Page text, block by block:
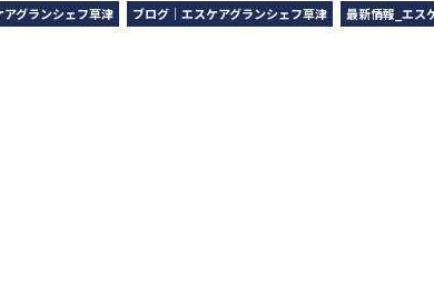
グランシェフ草津 ブログ｜エスケアグランシェフ草津 最新情報_エス